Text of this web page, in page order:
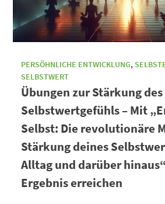
PERSÖHNLICHE ENTWICKLUNG,
SELBSTWERT
Übungen zur Stärkung des
Selbstwertgefühls – Mit
Selbst: Die revolutionäre
Stärkung deines
Alltag und darüber
Ergebnis erreichen